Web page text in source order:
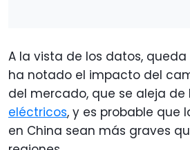
A la vista de los datos,
ha notado el impacto del
del mercado, que se aleja de
eléctricos, y es probable que
en China sean más graves